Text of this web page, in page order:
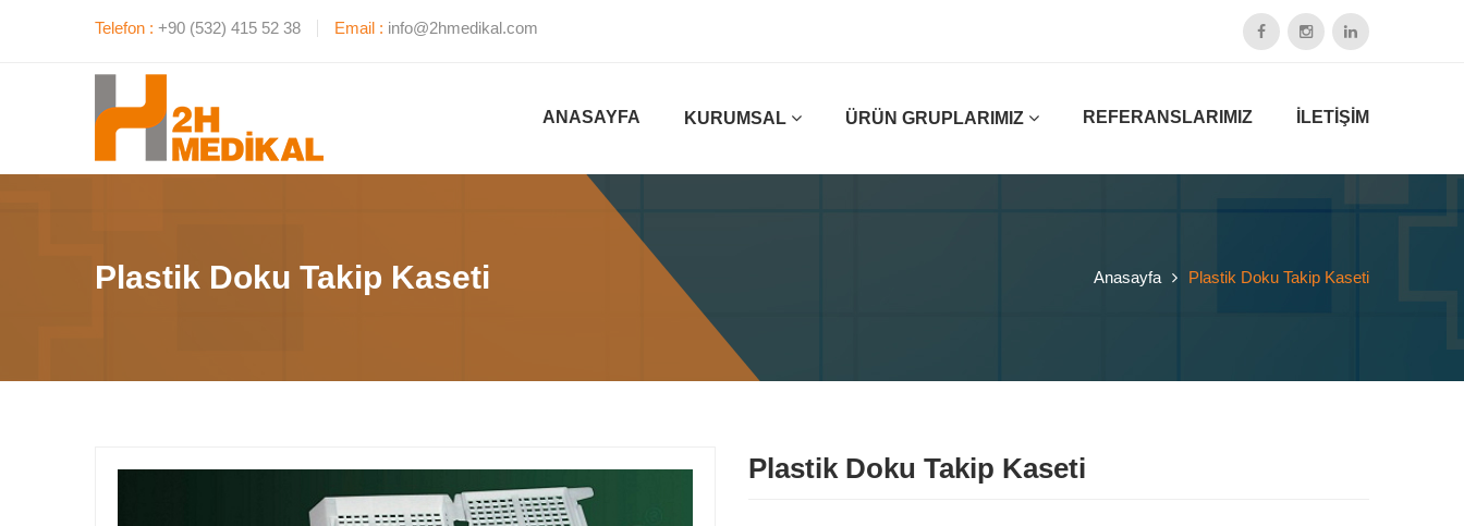
Telefon : +90 (532) 415 52 38 Email : info@2hmedikal.com
ANASAYFA KURUMSAL ÜRÜN GRUPLARIMIZ REFERANSLARIMIZ İLETİŞİM
Plastik Doku Takip Kaseti Anasayfa Plastik Doku Takip Kaseti
Plastik Doku Takip Kaseti